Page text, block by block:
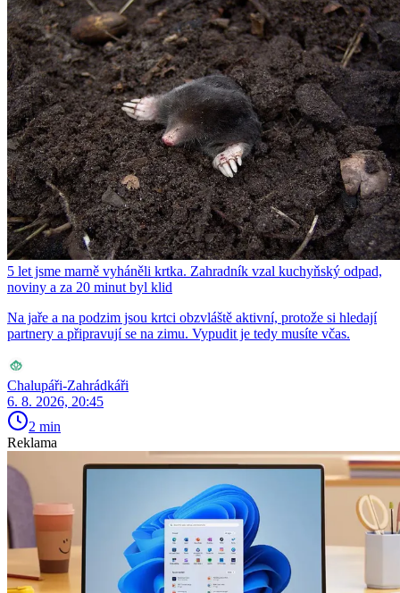
5 let jsme marně vyháněli krtka. Zahradník vzal kuchyňský odpad,
noviny a za 20 minut byl klid
Na jaře a na podzim jsou krtci obzvláště aktivní, protože si hledají
partnery a připravují se na zimu. Vypudit je tedy musíte včas.
Chalupáři-Zahrádkáři
6. 8. 2026, 20:45
2 min
Reklama